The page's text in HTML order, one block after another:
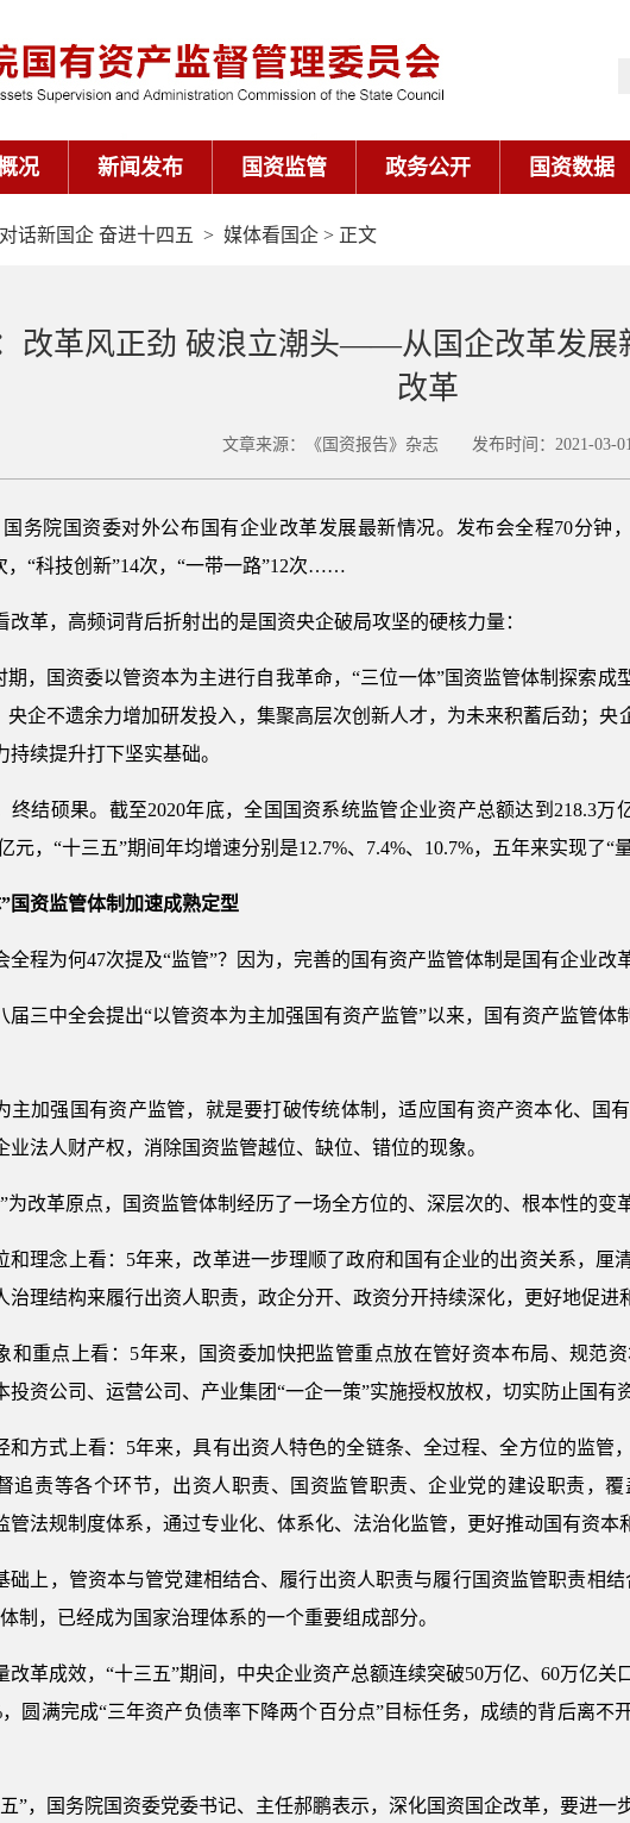
对话新国企 奋进十四五 > 媒体看国企 > 正文
改革风正劲 破浪立潮头——从国企改革发展
改革
文章来源：《国资报告》杂志 发布时间：2021-03-
国务院国资委对外公布国有企业改革发展最新情况。发布会全程70分钟
，“科技创新”14次，“一带一路”12次……
改革，高频词背后折射出的是国资央企破局攻坚的硬核力量：
期，国资委以管资本为主进行自我革命，“三位一体”国资监管体制探索
央企不遗余力增加研发投入，集聚高层次创新人才，为未来积蓄后劲；央
持续提升打下坚实基础。
终结硕果。截至2020年底，全国国资系统监管企业资产总额达到218.3万
元，“十三五”期间年均增速分别是12.7%、7.4%、10.7%，五年来实现了“
国资监管体制加速成熟定型
程为何47次提及“监管”？因为，完善的国有资产监管体制是国有企业改
届三中全会提出“以管资本为主加强国有资产监管”以来，国有资产监管
主加强国有资产监管，就是要打破传统体制，适应国有资产资本化、国
业法人财产权，消除国资监管越位、缺位、错位的现象。
为改革原点，国资监管体制经历了一场全方位的、深层次的、根本性的变革
和理念上看：5年来，改革进一步理顺了政府和国有企业的出资关系，厘
治理结构来履行出资人职责，政企分开、政资分开持续深化，更好地促进
和重点上看：5年来，国资委加快把监管重点放在管好资本布局、规范
投资公司、运营公司、产业集团“一企一策”实施授权放权，切实防止国有
和方式上看：5年来，具有出资人特色的全链条、全过程、全方位的监管
追责等各个环节，出资人职责、国资监管职责、企业党的建设职责，
管法规制度体系，通过专业化、体系化、法治化监管，更好推动国有资本
础上，管资本与管党建相结合、履行出资人职责与履行国资监管职责相
制，已经成为国家治理体系的一个重要组成部分。
改革成效，“十三五”期间，中央企业资产总额连续突破50万亿、60万亿
，圆满完成“三年资产负债率下降两个百分点”目标任务，成绩的背后离不
”，国务院国资委党委书记、主任郝鹏表示，深化国资国企改革，要进